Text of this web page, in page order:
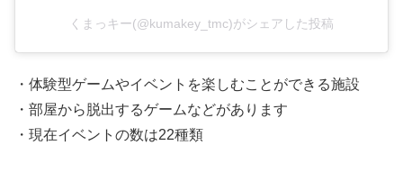
くまっキー(@kumakey_tmc)がシェアした投稿
・体験型ゲームやイベントを楽しむことができる施設
・部屋から脱出するゲームなどがあります
・現在イベントの数は22種類